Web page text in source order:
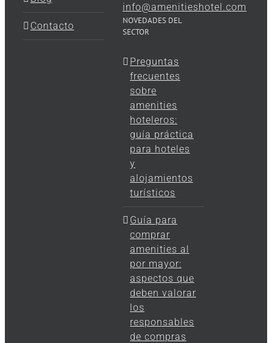
Contacto
info@amenitieshotel.com
NOVEDADES DEL
SECTOR
Preguntas
frecuentes
sobre
amenities
hoteleros:
guía práctica
para hoteles
y
alojamientos
turísticos
Guía para
comprar
amenities al
por mayor:
aspectos que
deben valorar
los
responsables
de compras